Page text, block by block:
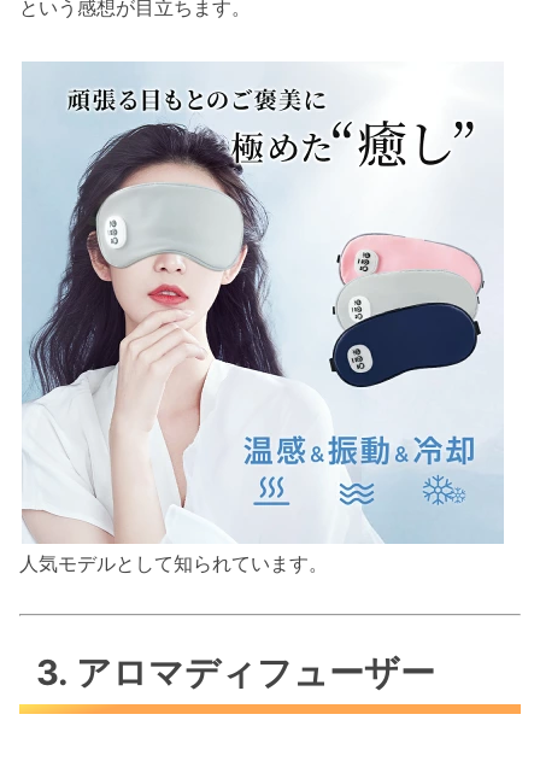
という感想が目立ちます。
人気モデルとして知られています。
3. アロマディフューザー